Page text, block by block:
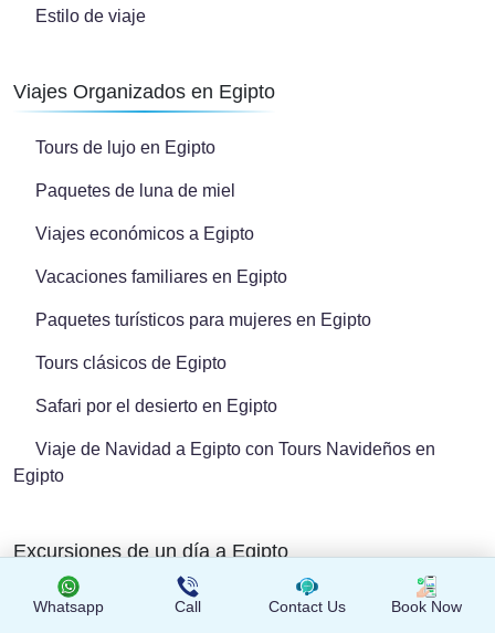
Whatsapp Call Contact Us Book Now
Estilo de viaje
Viajes Organizados en Egipto
Tours de lujo en Egipto
Paquetes de luna de miel
Viajes económicos a Egipto
Vacaciones familiares en Egipto
Paquetes turísticos para mujeres en Egipto
Tours clásicos de Egipto
Safari por el desierto en Egipto
Viaje de Navidad a Egipto con Tours Navideños en
Egipto
Excursiones de un día a Egipto
El Cairo Excursiones de un día completo